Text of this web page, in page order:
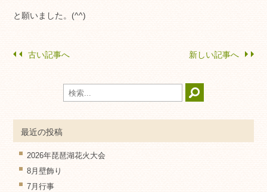
と願いました。(^^)
古い記事へ 新しい記事へ
最近の投稿
2026年琵琶湖花火大会
8月壁飾り
7月行事